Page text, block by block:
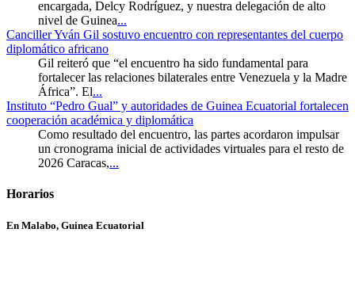
encargada, Delcy Rodríguez, y nuestra delegación de alto
nivel de Guinea...
Canciller Yván Gil sostuvo encuentro con representantes del cuerpo
diplomático africano
Gil reiteró que “el encuentro ha sido fundamental para
fortalecer las relaciones bilaterales entre Venezuela y la Madre
África”. El...
Instituto “Pedro Gual” y autoridades de Guinea Ecuatorial fortalecen
cooperación académica y diplomática
Como resultado del encuentro, las partes acordaron impulsar
un cronograma inicial de actividades virtuales para el resto de
2026 Caracas,...
Horarios
En Malabo, Guinea Ecuatorial